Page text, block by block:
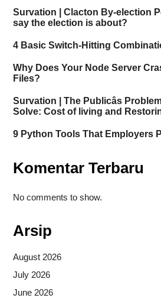
Survation | Clacton By-election
say the election is about?
4 Basic Switch-Hitting
Why Does Your Node Server
Files?
Survation | The Publicâs
Solve: Cost of living and
9 Python Tools That Employers
Komentar Terbaru
No comments to show.
Arsip
August 2026
July 2026
June 2026